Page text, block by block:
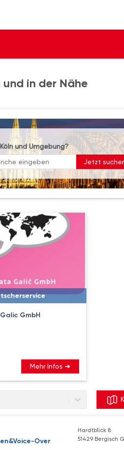
in der Nähe
und Umgebung?
Jetzt
GmbH
Mehr Infos ➜
Over
Hardtblick 8
51429 Bergisch